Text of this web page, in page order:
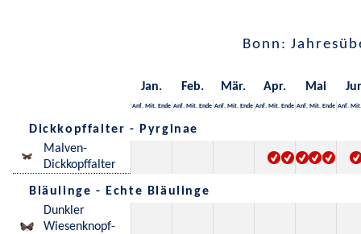
Bonn:
Jan. Feb. Mär. Apr. Mai
Anf. Mit. Ende Anf. Mit. Ende Anf. Mit. Ende Anf. Mit. Ende Anf. Mit. Ende Anf. Mit.
Dickkopffalter - Pyrginae
Malven-
Dickkopffalter
Bläulinge - Echte Bläulinge
Dunkler
Wiesenknopf-